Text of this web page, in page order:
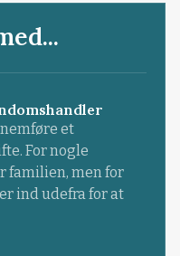
et
For nogle
familien, men for
ind udefra for at